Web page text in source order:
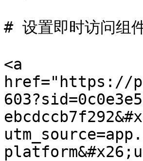
# 设置即时访问组
<a
href="https://